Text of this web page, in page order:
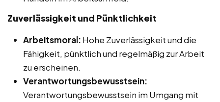
Zuverlässigkeit und Pünktlichkeit
Arbeitsmoral: Hohe Zuverlässigkeit und die
Fähigkeit, pünktlich und regelmäßig zur Arbeit
zu erscheinen.
Verantwortungsbewusstsein:
Verantwortungsbewusstsein im Umgang mit